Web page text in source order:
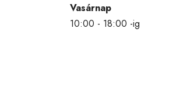
Vasárnap
10:00 - 18:00 -ig